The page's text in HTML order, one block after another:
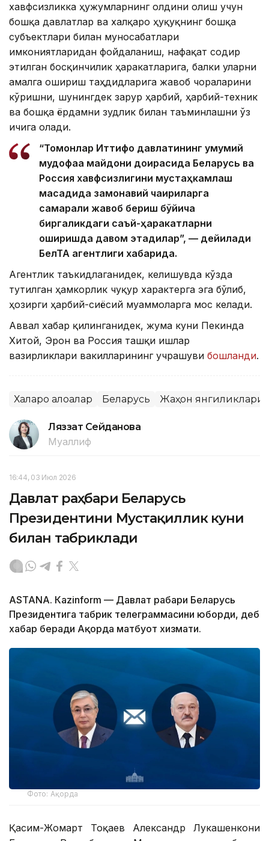
хавфсизликка ҳужумларнинг олдини олиш учун
бошқа давлатлар ва халқаро ҳуқуқнинг бошқа
субъектлари билан муносабатлари
имкониятларидан фойдаланиш, нафақат содир
этилган босқинчилик ҳаракатларига, балки уларни
амалга ошириш таҳдидларига жавоб чораларини
кўришни, шунингдек зарур ҳарбий, ҳарбий-техник
ва бошқа ёрдамни зудлик билан таъминлашни ўз
ичига олади.
“Томонлар Иттифоқ давлатининг умумий
мудофаа майдони доирасида Беларусь ва
Россия хавфсизлигини мустаҳкамлаш
мақсадида замонавий чақириқларга
самарали жавоб бериш бўйича
биргаликдаги саъй-ҳаракатларни
оширишда давом этадилар”, — дейилади
БелТА агентлиги хабарида.
Агентлик таъкидлаганидек, келишувда кўзда
тутилган ҳамкорлик чуқур характерга эга бўлиб,
ҳозирги ҳарбий-сиёсий муаммоларга мос келади.
Аввал хабар қилинганидек, жума куни Пекинда
Хитой, Эрон ва Россия ташқи ишлар
вазирликлари вакилларининг учрашуви бошланди.
Халқаро алоқалар Беларусь Жаҳон янгиликлари
Ляззат Сейданова
Муаллиф
16:44, 03 Июл 2026
Давлат раҳбари Беларусь
Президентини Мустақиллик куни
билан табриклади
ASTANА. Кazinform — Давлат раҳбари Беларусь
Президентига табрик телеграммасини юборди, деб
хабар беради Ақорда матбуот хизмати.
Фото: Ақорда
Қасим-Жомарт Тоқаев Александр Лукашенкони